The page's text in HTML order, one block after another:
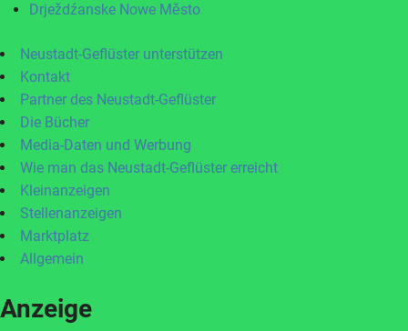
Drježdźanske Nowe Město
Neustadt-Geflüster unterstützen
Kontakt
Partner des Neustadt-Geflüster
Die Bücher
Media-Daten und Werbung
Wie man das Neustadt-Geflüster erreicht
Kleinanzeigen
Stellenanzeigen
Marktplatz
Allgemein
Anzeige